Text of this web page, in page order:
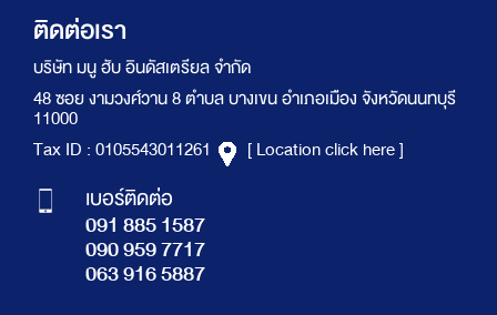
ติดต่อเรา
บริษัท มนู ฮับ อินดัสเตรียล จำกัด
48 ซอย งามวงศ์วาน 8 ตำบล บางเขน อำเภอเมือง จังหวัดนนทบุรี
11000
Tax ID : 0105543011261
[ Location click here ]
เบอร์ติดต่อ
091 885 1587
090 959 7717
063 916 5887